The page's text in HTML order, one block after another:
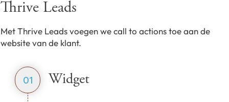
Thrive Leads
Met Thrive Leads voegen we call to actions toe aan de
website van de klant.
01 Widget